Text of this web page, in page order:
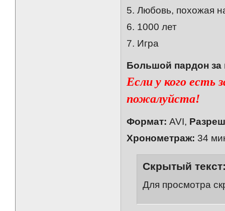
5. Любовь, похожая
6. 1000 лет
7. Игра
Большой пардон за
Если у кого есть
пожалуйста!
Формат: AVI,
Хронометраж: 34
Скрытый
Для просмотра